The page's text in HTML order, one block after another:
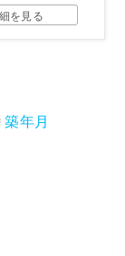
を見る
築年月